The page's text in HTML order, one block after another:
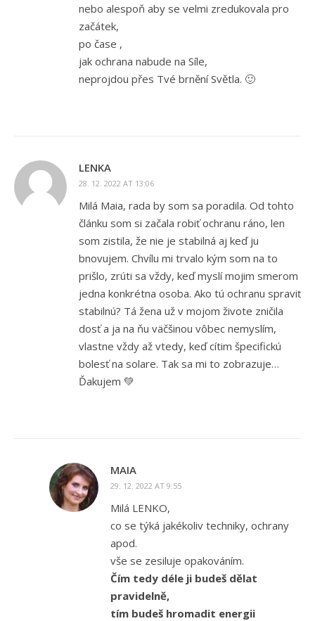
nebo alespoň aby se velmi zredukovala pro
začátek,
po čase ,
jak ochrana nabude na Síle,
neprojdou přes Tvé brnění Světla. 🙂
LENKA
28. 12. 2022 AT 13:06
Milá Maia, rada by som sa poradila. Od tohto
článku som si začala robiť ochranu ráno, len
som zistila, že nie je stabilná aj keď ju
bnovujem. Chvílu mi trvalo kým som na to
prišlo, zrúti sa vždy, keď myslí mojim smerom
jedna konkrétna osoba. Ako tú ochranu spraviť
stabilnú? Tá žena už v mojom živote zničila
dosť a ja na ňu väčšinou vôbec nemyslím,
vlastne vždy až vtedy, keď cítim špecifickú
bolesť na solare. Tak sa mi to zobrazuje…
Ďakujem 💚
MAIA
29. 12. 2022 AT 9:55
Milá LENKO,
co se týká jakékoliv techniky, ochrany
apod.
vše se zesiluje opakováním.
Čím tedy déle ji budeš dělat
pravidelně,
tím budeš hromadit energii